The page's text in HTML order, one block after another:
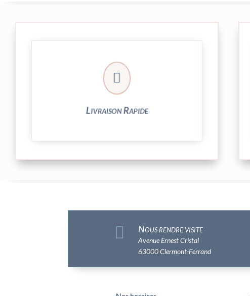

Livraison Rapide
Votre commande est expédiée sous 24/48h
et livrée par Colissimo.
 Nous rendre visite
Avenue Ernest Cristal
63000 Clermont-Ferrand